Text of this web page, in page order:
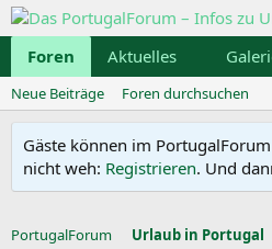
Foren Aktuelles
Neue Beiträge Foren durchsuchen
Gäste können im
nicht weh: Registrieren. Und
PortugalForum Urlaub in Portugal